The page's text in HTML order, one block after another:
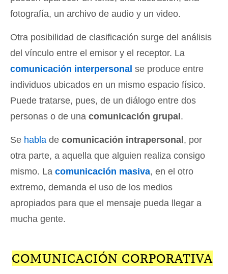
fotografía, un archivo de audio y un video.
Otra posibilidad de clasificación surge del análisis
del vínculo entre el emisor y el receptor. La
comunicación interpersonal se produce entre
individuos ubicados en un mismo espacio físico.
Puede tratarse, pues, de un diálogo entre dos
personas o de una comunicación grupal.
Se habla de comunicación intrapersonal, por
otra parte, a aquella que alguien realiza consigo
mismo. La comunicación masiva, en el otro
extremo, demanda el uso de los medios
apropiados para que el mensaje pueda llegar a
mucha gente.
COMUNICACIÓN CORPORATIVA